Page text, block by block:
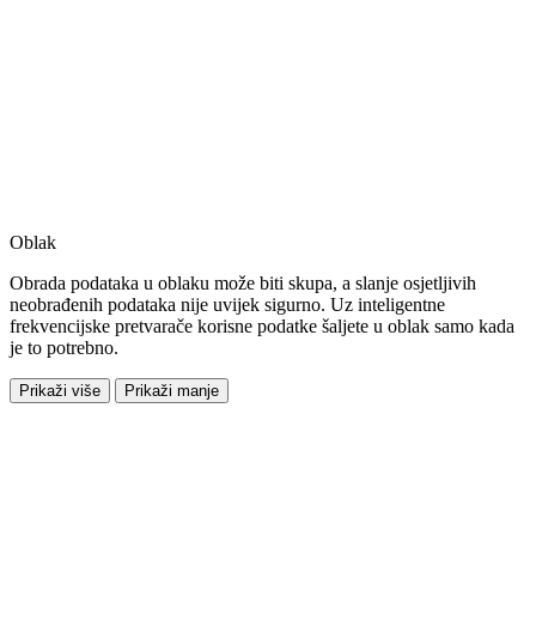
Oblak
Obrada podataka u oblaku može biti skupa, a slanje osjetljivih
neobrađenih podataka nije uvijek sigurno. Uz inteligentne
frekvencijske pretvarače korisne podatke šaljete u oblak samo kada
je to potrebno.
Prikaži više Prikaži manje